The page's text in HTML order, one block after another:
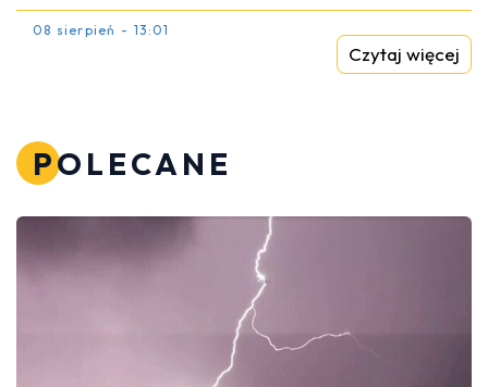
08 sierpień - 13:01
Czytaj więcej
POLECANE